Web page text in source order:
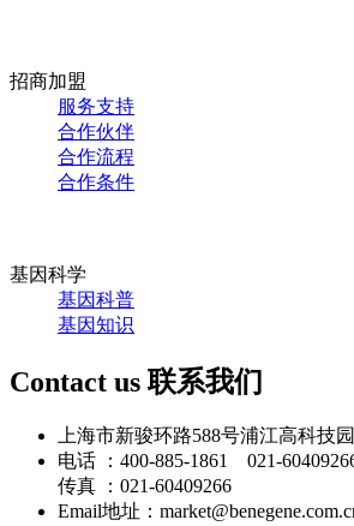
招商加盟
服务支持
合作伙伴
合作流程
合作条件
基因科学
基因科普
基因知识
Contact us联系我们
上海市新骏环路588号浦江高科技
电话 ：400-885-1861 021-
传真 ：021-60409266
Email地址：